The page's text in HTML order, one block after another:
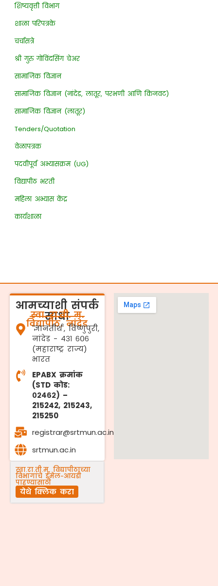
शिष्यवृत्ती विभाग
शाळा परिपत्रके
चर्चासत्रे
श्री गुरु गोविंदसिंग चेअर
सामाजिक विज्ञान
सामाजिक विज्ञान (नांदेड, लातूर, परभणी आणि किनवट)
सामाजिक विज्ञान (लातूर)
Tenders/Quotation
वेळापत्रक
पदवीपूर्व अभ्यासक्रम (UG)
विद्यापीठ भरती
महिला अभ्यास केंद्र
कार्यशाळा
आमच्याशी संपर्क
साधा
स्वा. रा.ती. म.
विद्यापीठ, नांदेड
'ज्ञानतीर्थ', विष्णुपुरी,
नांदेड - ४३१ ६०६
(महाराष्ट्र राज्य)
भारत
EPABX क्रमांक
(STD कोड:
०२४६२) –
215242, 215243,
215250
registrar@srtmun.ac.in
srtmun.ac.in
स्वा.रा.ती.म. विद्यापीठाच्या
विभागांचे ईमेल-आयडी
पाहण्यासाठी
येथे क्लिक करा